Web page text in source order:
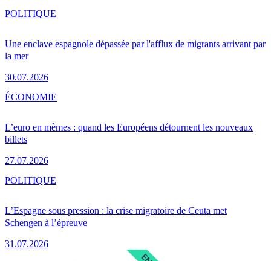
Une enclave espagnole dépassée par l'afflux de migrants arrivant par
la mer
30.07.2026
POLITIQUE
L’euro en mèmes : quand les Européens détournent les nouveaux
billets
27.07.2026
ÉCONOMIE
L’Espagne sous pression : la crise migratoire de Ceuta met
Schengen à l’épreuve
31.07.2026
POLITIQUE